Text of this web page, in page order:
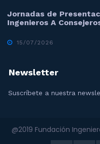
Jornadas de
Ingenieros A
15/07/2026
Newsletter
Suscríbete a nuestra
@2019 Fundación